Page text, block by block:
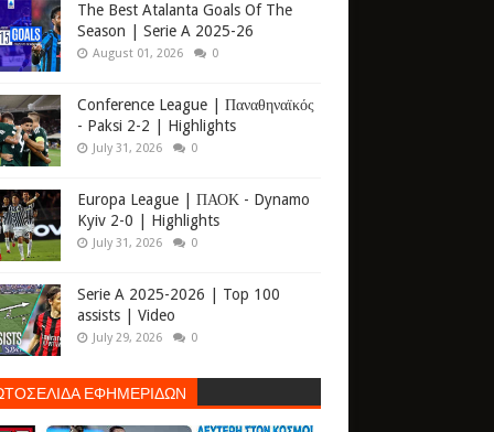
The Best Atalanta Goals Of The
Season | Serie A 2025-26
August 01, 2026 0
Conference League | Παναθηναϊκός
- Paksi 2-2 | Highlights
July 31, 2026 0
Europa League | ΠΑΟΚ - Dynamo
Kyiv 2-0 | Highlights
July 31, 2026 0
Serie A 2025-2026 | Top 100
assists | Video
July 29, 2026 0
ΕΦΗΜΕΡΙΔΩΝ